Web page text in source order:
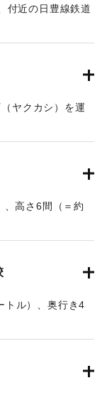
付近の日豊線鉄道
ヤクカシ）を運
力、現場へ決死者
た。
夕刊）】
高さ6間（＝約
夕刊）】
トル）、奥行き4
微だった。
夕刊）】